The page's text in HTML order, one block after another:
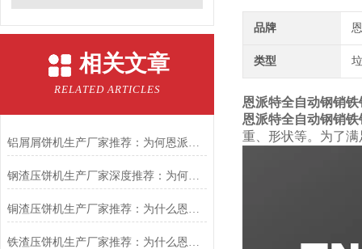
相关文章
RELATED ARTICLES
铝屑屑饼机生产厂家推荐：为何恩派特成为金属回收行业的“隐形优选”？
钢渣压饼机生产厂家深度推荐：为何恩派特成为高净值产线的优选
铜渣压饼机生产厂家推荐：为什么恩派特成为众多企业的信赖？
铁渣压饼机生产厂家推荐：为什么恩派特成为众多企业的优选？
品牌
类型
恩派特全自动钢销
恩派特全自动钢销
重、形状等。为了